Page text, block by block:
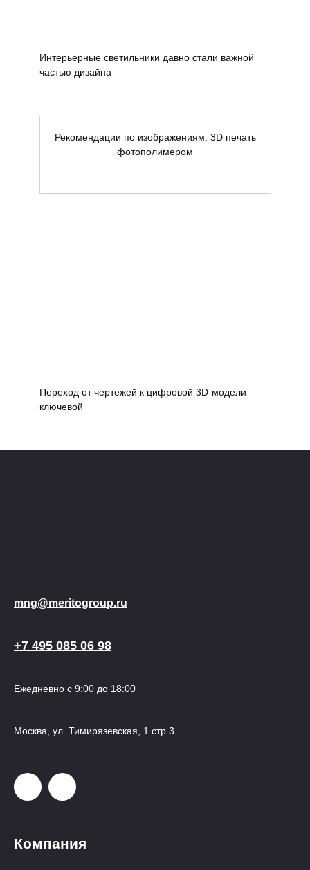
Интерьерные светильники давно стали важной
частью дизайна
Рекомендации по изображениям: 3D печать
фотополимером
Переход от чертежей к цифровой 3D-модели —
ключевой
mng@meritogroup.ru
+7 495 085 06 98
Ежедневно с 9:00 до 18:00
Москва, ул. Тимирязевская, 1 стр 3
Компания